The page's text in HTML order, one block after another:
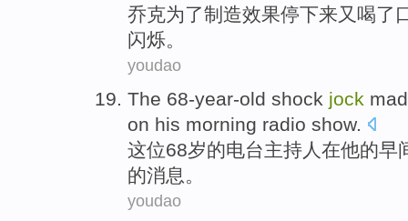
乔克为了制造效果停下来又 喝了
闪烁。
youdao
The 68-year-old shock jock
on his morning radio show.
这位68岁的电台主持人 在他的早
的消息。
youdao